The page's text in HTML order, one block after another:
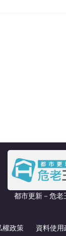
都市更新－危老
權政策 資料使用